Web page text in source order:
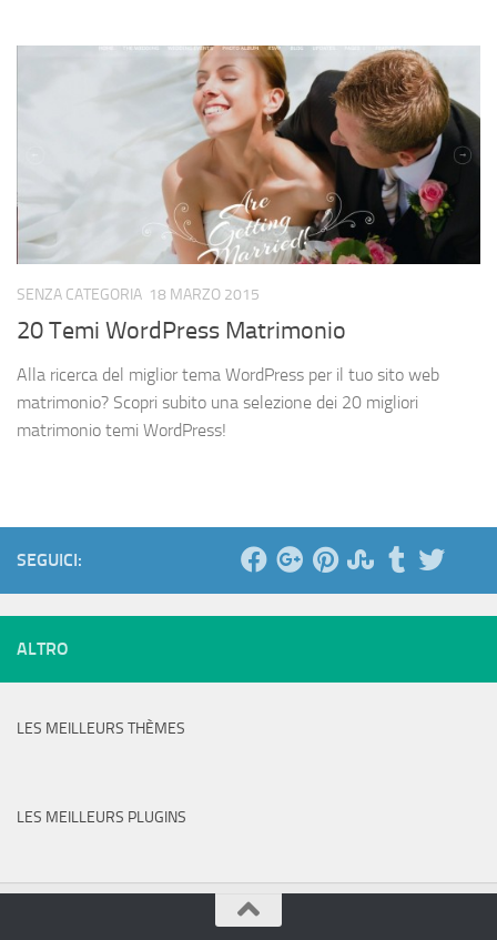
SENZA CATEGORIA 18 MARZO 2015
20 Temi WordPress Matrimonio
Alla ricerca del miglior tema WordPress per il tuo sito web
matrimonio? Scopri subito una selezione dei 20 migliori
matrimonio temi WordPress!
SEGUICI:
ALTRO
LES MEILLEURS THÈMES
LES MEILLEURS PLUGINS